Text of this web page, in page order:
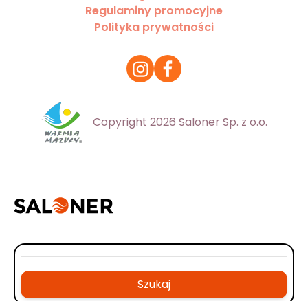
Regulaminy promocyjne
Polityka prywatności
Copyright 2026 Saloner Sp. z o.o.
Szukaj